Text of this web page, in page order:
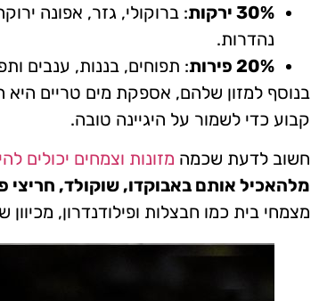
30% ירקות
: ברוקולי, גזר, אפונה
נהדרות.
20% פירות
: תפוחים, בננות, ענבים
בנוסף למזון שלהם, אספקת מים טריים היא
קבוע כדי לשמור על היגיינה טובה.
חשוב לדעת שכמה מזונות וצמחים יכולים
מלהאכיל אותם באבוקדו, שוקולד, חריצי
מצמחי בית כמו חבצלות ופילודנדרון,